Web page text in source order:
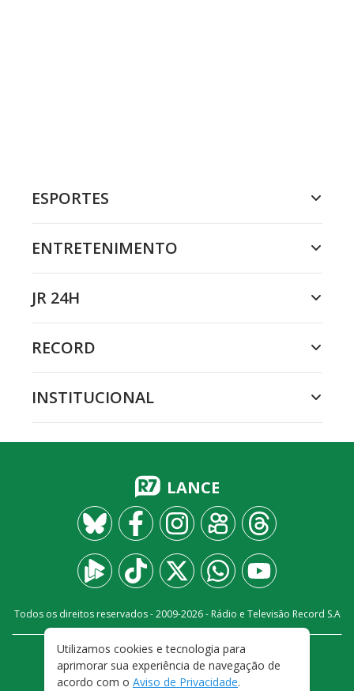
ESPORTES
ENTRETENIMENTO
JR 24H
RECORD
INSTITUCIONAL
LANCE
Todos os direitos reservados - 2009-2026- Rádio e Televisão Record S.A
FALE CONOSCO
PRIVACIDADE
TERMOS E CONDIÇÕES DE USO
Utilizamos cookies e tecnologia para
aprimorar sua experiência de navegação de
acordo com o Aviso de Privacidade.